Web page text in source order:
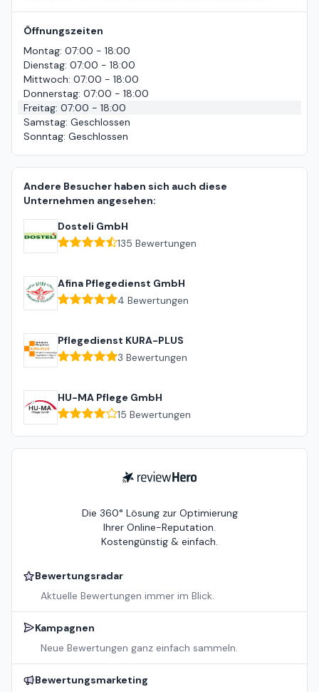
Öffnungszeiten
Montag: 07:00 - 18:00
Dienstag: 07:00 - 18:00
Mittwoch: 07:00 - 18:00
Donnerstag: 07:00 - 18:00
Freitag: 07:00 - 18:00
Samstag: Geschlossen
Sonntag: Geschlossen
Andere Besucher haben sich auch diese
Unternehmen angesehen:
Dosteli GmbH
135 Bewertungen
Afina Pflegedienst GmbH
4 Bewertungen
Pflegedienst KURA-PLUS
3 Bewertungen
HU-MA Pflege GmbH
15 Bewertungen
ReviewHero
Die 360° Lösung zur Optimierung
Ihrer Online-Reputation.
Kostengünstig & einfach.
Bewertungsradar
Aktuelle Bewertungen immer im Blick.
Kampagnen
Neue Bewertungen ganz einfach sammeln.
Bewertungsmarketing